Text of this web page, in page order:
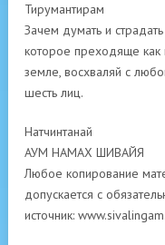
Тирумантирам
Зачем думать и
которое преходяще как
земле, восхваляй с
шесть лиц.
Натчинтанай
АУМ НАМАХ ШИВАЙЯ
Любое копирование
допускается с
источник: